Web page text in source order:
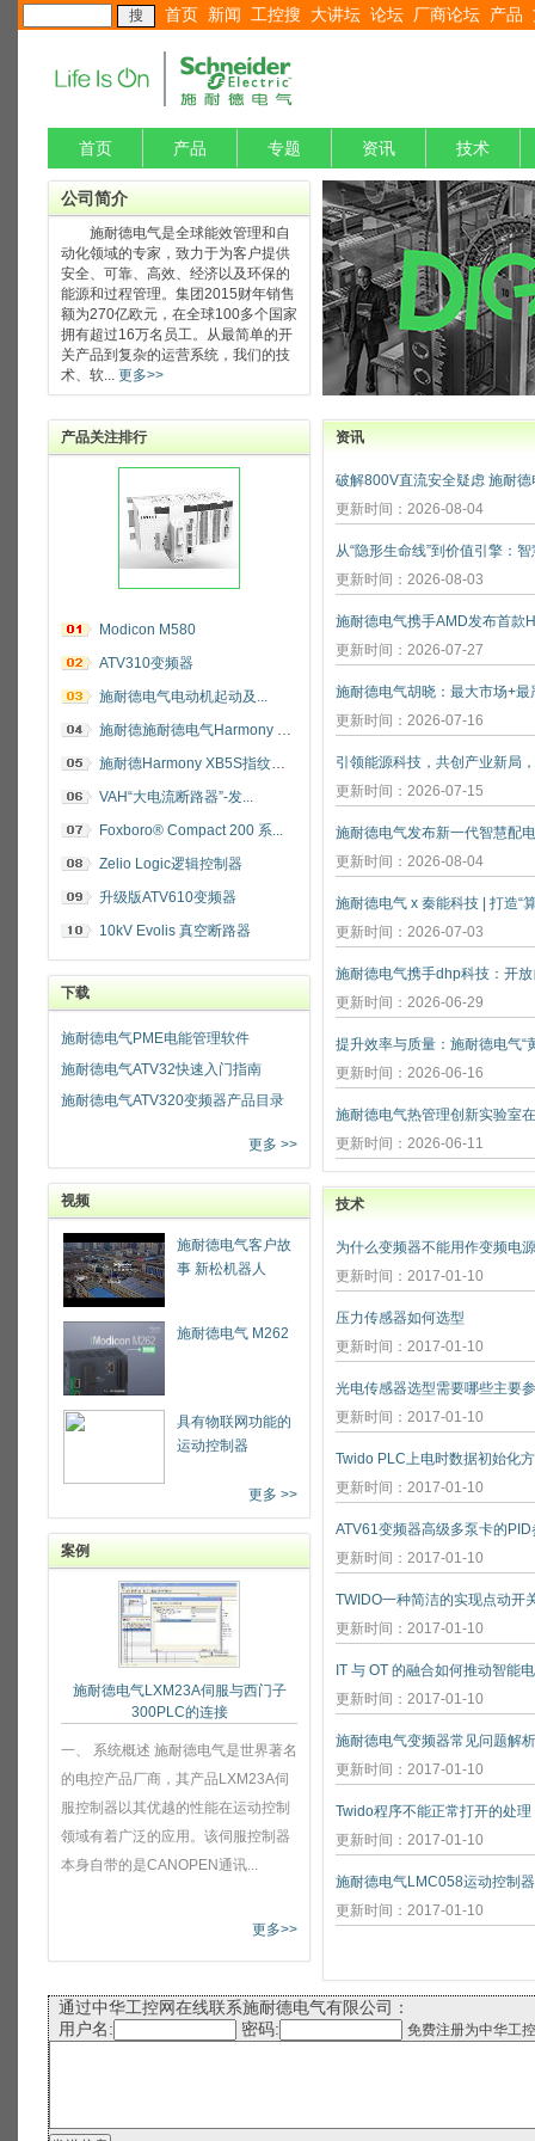
首页 新闻 工控搜 大讲坛 论坛 厂商论坛 产品
首页 产品 专题 资讯 技术
公司简介
施耐德电气是全球能效管理和自
动化领域的专家，致力于为客户提供
安全、可靠、高效、经济以及环保的
能源和过程管理。集团2015财年销售
额为270亿欧元，在全球100多个国家
拥有超过16万名员工。从最简单的开
关产品到复杂的运营系统，我们的技
术、软... 更多>>
产品关注排行
Modicon M580
ATV310变频器
施耐德电气电动机起动及...
施耐德施耐德电气Harmony 指纹开关
施耐德Harmony XB5S指纹识别开关
VAH“大电流断路器”-发...
Foxboro® Compact 200 系...
Zelio Logic逻辑控制器
升级版ATV610变频器
10kV Evolis 真空断路器
下载
施耐德电气PME电能管理软件
施耐德电气ATV32快速入门指南
施耐德电气ATV320变频器产品目录
更多 >>
视频
施耐德电气客户故
事 新松机器人
施耐德电气 M262
具有物联网功能的
运动控制器
更多 >>
案例
施耐德电气LXM23A伺服与西门子
300PLC的连接
一、 系统概述 施耐德电气是世界著名
的电控产品厂商，其产品LXM23A伺
服控制器以其优越的性能在运动控制
领域有着广泛的应用。该伺服控制器
本身自带的是CANOPEN通讯...
更多>>
资讯
更新时间：2026-08-04
更新时间：2026-08-03
施耐德电气携手AMD发布首款
更新时间：2026-07-27
更新时间：2026-07-16
更新时间：2026-07-15
施耐德电气发布新一代智慧配
更新时间：2026-08-04
施耐德电气 x 秦能科技 | 打造“
更新时间：2026-07-03
更新时间：2026-06-29
更新时间：2026-06-16
更新时间：2026-06-11
技术
为什么变频器不能用作变频电
更新时间：2017-01-10
压力传感器如何选型
更新时间：2017-01-10
光电传感器选型需要哪些主要
更新时间：2017-01-10
Twido PLC上电时数据初始化
更新时间：2017-01-10
ATV61变频器高级多泵卡的
更新时间：2017-01-10
TWIDO一种简洁的实现点动开
更新时间：2017-01-10
IT 与 OT 的融合如何推动智能
更新时间：2017-01-10
施耐德电气变频器常见问题解析
更新时间：2017-01-10
Twido程序不能正常打开的处理
更新时间：2017-01-10
施耐德电气LMC058运动控制
更新时间：2017-01-10
通过中华工控网在线联系施耐德电气有限公司：
用户名:
密码: 免费注册为中华工